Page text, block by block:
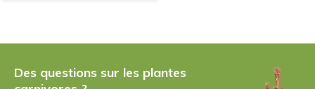
Des questions sur les plantes